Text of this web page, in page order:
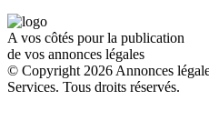
A vos côtés pour la publication
de vos annonces légales
© Copyright 2026 Annonces
Services. Tous droits réservés.